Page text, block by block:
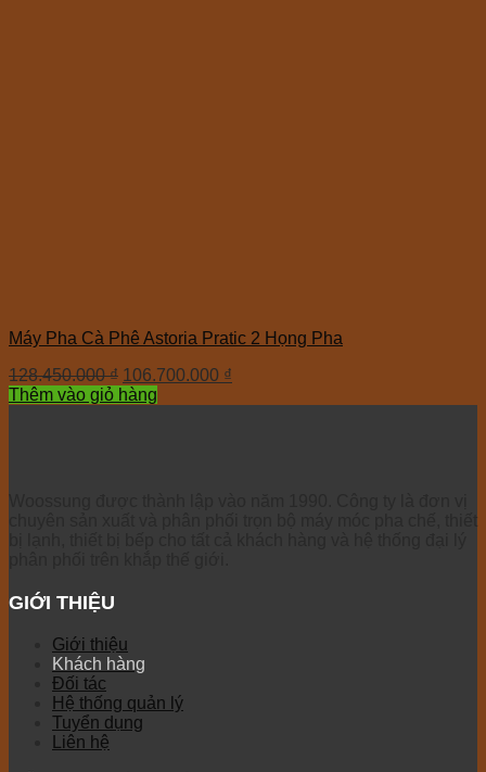
Máy Pha Cà Phê Astoria Pratic 2 Họng Pha
128.450.000₫ 106.700.000 ₫
Thêm vào giỏ hàng
GIỚI THIỆU
Giới thiệu
Khách hàng
Đối tác
Hệ thống quản lý
Tuyển dụng
Liên hệ